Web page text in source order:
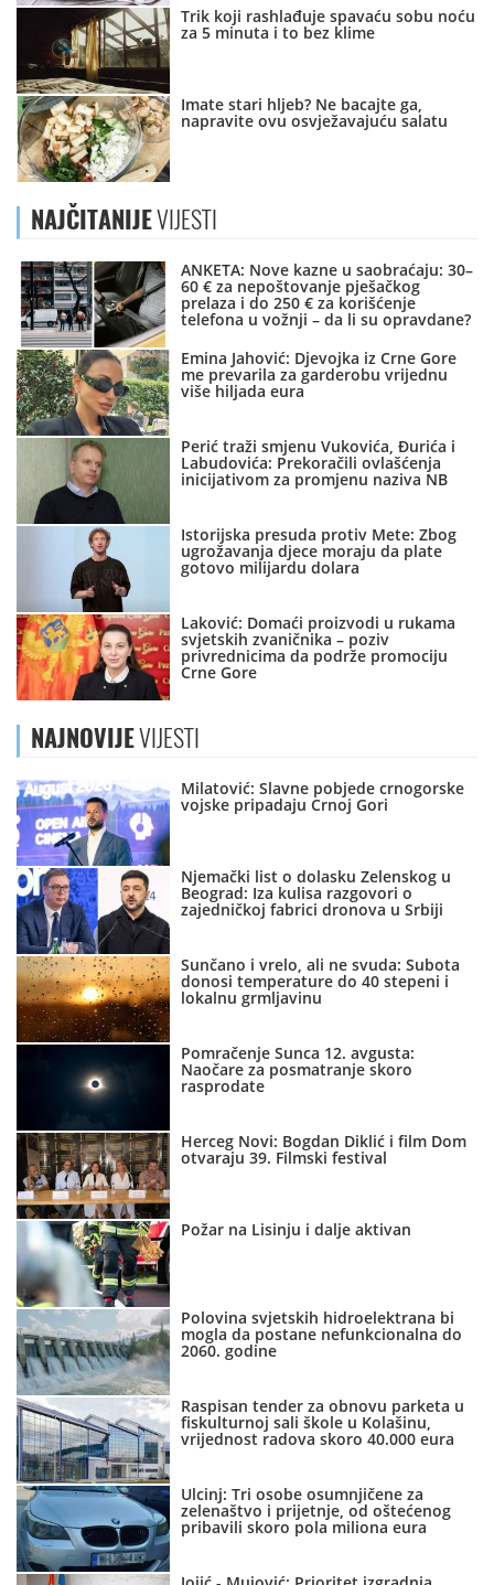
Trik koji rashlađuje spavaću sobu noću
za 5 minuta i to bez klime
Imate stari hljeb? Ne bacajte ga,
napravite ovu osvježavajuću salatu
NAJČITANIJEVIJESTI
ANKETA: Nove kazne u saobraćaju: 30–
60 € za nepoštovanje pješačkog
prelaza i do 250 € za korišćenje
telefona u vožnji – da li su opravdane?
Emina Jahović: Djevojka iz Crne Gore
me prevarila za garderobu vrijednu
više hiljada eura
Perić traži smjenu Vukovića, Đurića i
Labudovića: Prekoračili ovlašćenja
inicijativom za promjenu naziva NB
Istorijska presuda protiv Mete: Zbog
ugrožavanja djece moraju da plate
gotovo milijardu dolara
Laković: Domaći proizvodi u rukama
svjetskih zvaničnika – poziv
privrednicima da podrže promociju
Crne Gore
NAJNOVIJEVIJESTI
Milatović: Slavne pobjede crnogorske
vojske pripadaju Crnoj Gori
Njemački list o dolasku Zelenskog u
Beograd: Iza kulisa razgovori o
zajedničkoj fabrici dronova u Srbiji
Sunčano i vrelo, ali ne svuda: Subota
donosi temperature do 40 stepeni i
lokalnu grmljavinu
Pomračenje Sunca 12. avgusta:
Naočare za posmatranje skoro
rasprodate
Herceg Novi: Bogdan Diklić i film Dom
otvaraju 39. Filmski festival
Požar na Lisinju i dalje aktivan
Polovina svjetskih hidroelektrana bi
mogla da postane nefunkcionalna do
2060. godine
Raspisan tender za obnovu parketa u
fiskulturnoj sali škole u Kolašinu,
vrijednost radova skoro 40.000 eura
Ulcinj: Tri osobe osumnjičene za
zelenaštvo i prijetnje, od oštećenog
pribavili skoro pola miliona eura